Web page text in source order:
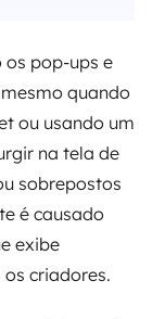
os pop-ups e
quando
ou usando um
na tela de
sobrepostos
é causado
exibe
criadores.